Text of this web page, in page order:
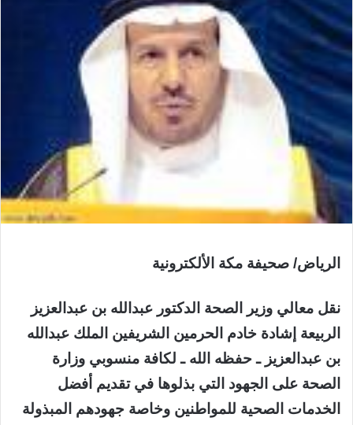
الرياض/ صحيفة مكة الألكترونية
نقل معالي وزير الصحة الدكتور عبدالله بن عبدالعزيز
الربيعة إشادة خادم الحرمين الشريفين الملك عبدالله
بن عبدالعزيز ـ حفظه الله ـ لكافة منسوبي وزارة
الصحة على الجهود التي بذلوها في تقديم أفضل
الخدمات الصحية للمواطنين وخاصة جهودهم المبذولة